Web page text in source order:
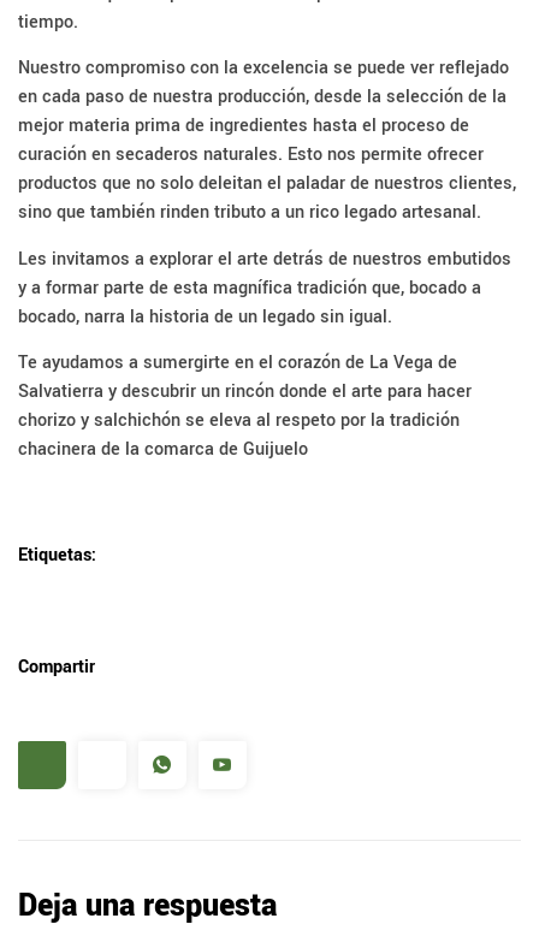
tiempo.
Nuestro compromiso con la excelencia se puede ver reflejado
en cada paso de nuestra producción, desde la selección de la
mejor materia prima de ingredientes hasta el proceso de
curación en secaderos naturales. Esto nos permite ofrecer
productos que no solo deleitan el paladar de nuestros clientes,
sino que también rinden tributo a un rico legado artesanal.
Les invitamos a explorar el arte detrás de nuestros embutidos
y a formar parte de esta magnífica tradición que, bocado a
bocado, narra la historia de un legado sin igual.
Te ayudamos a sumergirte en el corazón de La Vega de
Salvatierra y descubrir un rincón donde el arte para hacer
chorizo y salchichón se eleva al respeto por la tradición
chacinera de la comarca de Guijuelo
Etiquetas:
Compartir
Deja una respuesta